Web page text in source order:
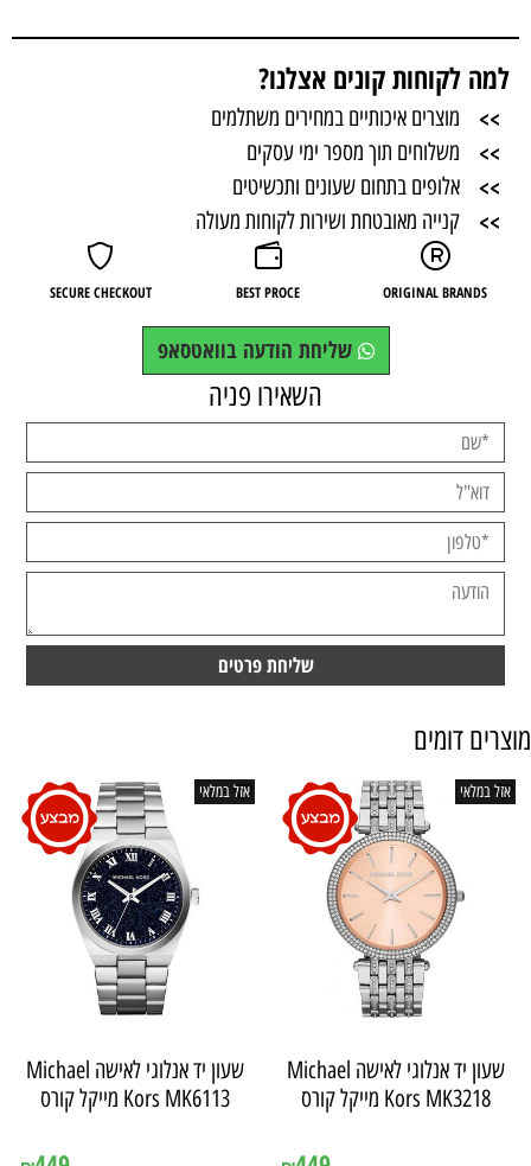
למה לקוחות קונים אצלנו?
>> מוצרים איכותיים במחירים משתלמים
>> משלוחים תוך מספר ימי עסקים
>> אלופים בתחום שעונים ותכשיטים
>> קנייה מאובטחת ושירות לקוחות מעולה
ORIGINAL BRANDS
BEST PROCE
SECURE CHECKOUT
שליחת הודעה בוואטסאפ
השאירו פניה
מוצרים דומים
אזל במלאי
שעון יד ‏אנלוגי ‏לאישה Michael
Kors MK3218 מייקל קורס
אזל במלאי
שעון יד ‏אנלוגי ‏לאישה Michael
Kors MK6113 מייקל קורס